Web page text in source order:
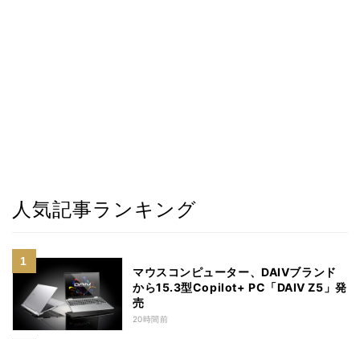
人気記事ランキング
マウスコンピューター、DAIVブランド
から15.3型Copilot+ PC「DAIV Z5」発
売
20時間前